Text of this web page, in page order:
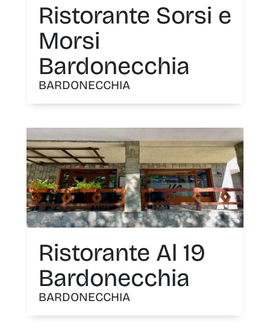
Ristorante Sorsi e
Morsi
Bardonecchia
BARDONECCHIA
Ristorante Al 19
Bardonecchia
BARDONECCHIA